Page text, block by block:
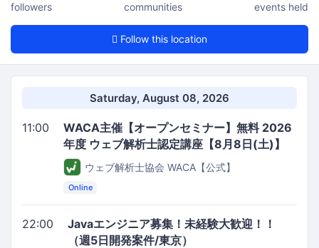
Follow this location
followers
communities
events held
Saturday, August 08, 2026
11:00
WACA主催【オープンセミナー】無料 2026
年度 ウェブ解析士認定講座【8月8日(土)】
ウェブ解析士協会 WACA【公式】
Online
22:00
Javaエンジニア募集！未経験大歓迎！！
（週5日開発案件/東京）